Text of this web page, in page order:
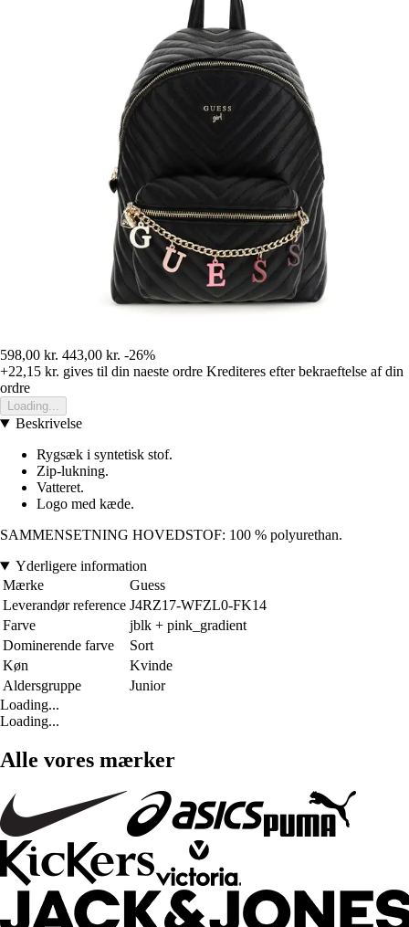
598,00 kr. 443,00 kr. -26%
+22,15 kr. gives til din naeste ordre Krediteres efter bekraeftelse af din
ordre
Loading...
Beskrivelse
Rygsæk i syntetisk stof.
Zip-lukning.
Vatteret.
Logo med kæde.
SAMMENSETNING HOVEDSTOF: 100 % polyurethan.
Yderligere information
Mærke
Guess
Leverandør reference J4RZ17-WFZL0-FK14
Farve
jblk + pink_gradient
Dominerende farve
Sort
Køn
Kvinde
Aldersgruppe
Junior
Loading...
Loading...
Alle vores mærker